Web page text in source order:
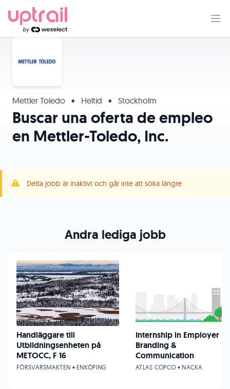
Mettler Toledo • Heltid • Stockholm
Buscar una oferta de empleo
en Mettler-Toledo, Inc.
Detta jobb är inaktivt och går inte att söka längre
Andra lediga jobb
Handläggare till
Utbildningsenheten på
METOCC, F 16
FÖRSVARSMAKTEN • ENKÖPING
Internship in Employer
Branding &
Communication
ATLAS COPCO • NACKA